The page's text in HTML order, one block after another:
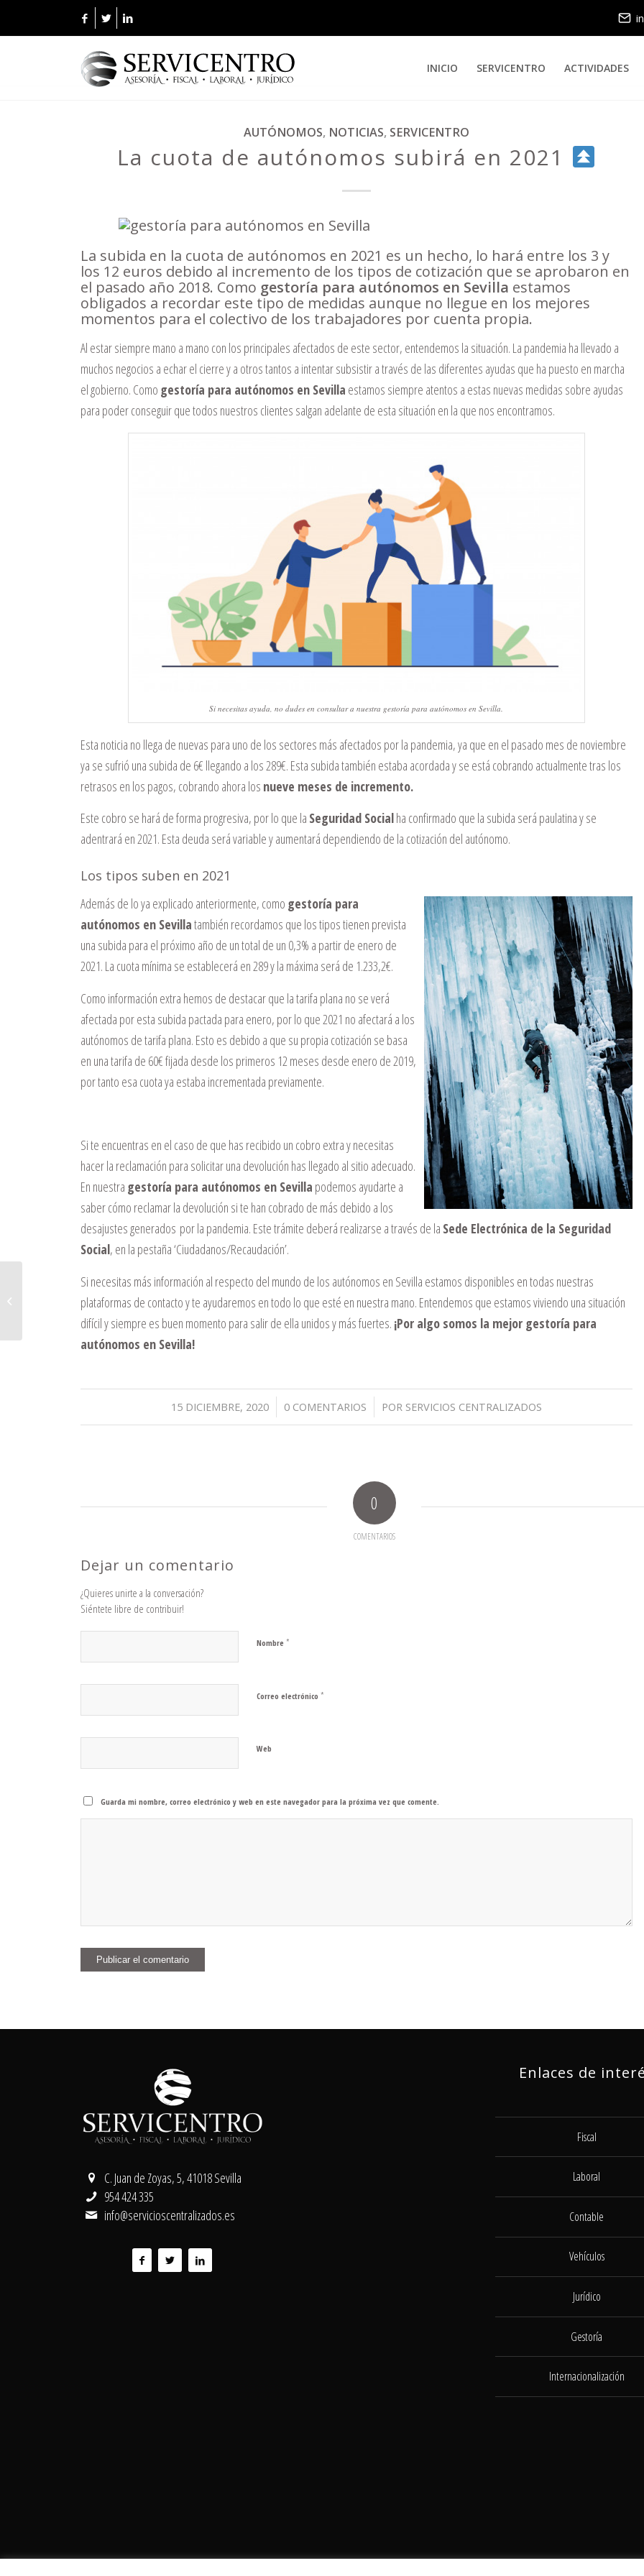
INICIO SERVICENTRO ACTIVIDADES
AUTÓNOMOS, NOTICIAS, SERVICENTRO
La cuota de autónomos subirá en 2021
La subida en la cuota de autónomos en 2021 es un hecho, lo hará entre los 3 y
los 12 euros debido al incremento de los tipos de cotización que se aprobaron en
el pasado año 2018. Como gestoría para autónomos en Sevilla estamos
obligados a recordar este tipo de medidas aunque no llegue en los mejores
momentos para el colectivo de los trabajadores por cuenta propia.
Al estar siempre mano a mano con los principales afectados de este sector, entendemos la situación. La pandemia ha llevado a
muchos negocios a echar el cierre y a otros tantos a intentar subsistir a través de las diferentes ayudas que ha puesto en marcha
el gobierno. Como gestoría para autónomos en Sevilla estamos siempre atentos a estas nuevas medidas sobre ayudas
para poder conseguir que todos nuestros clientes salgan adelante de esta situación en la que nos encontramos.
Si necesitas ayuda, no dudes en consultar a nuestra gestoría para autónomos en Sevilla.
Esta noticia no llega de nuevas para uno de los sectores más afectados por la pandemia, ya que en el pasado mes de noviembre
ya se sufrió una subida de 6€ llegando a los 289€. Esta subida también estaba acordada y se está cobrando actualmente tras los
retrasos en los pagos, cobrando ahora los nueve meses de incremento.
Este cobro se hará de forma progresiva, por lo que la Seguridad Socialha confirmado que la subida será paulatina y se
adentrará en 2021. Esta deuda será variable y aumentará dependiendo de la cotización del autónomo.
Los tipos suben en 2021
Además de lo ya explicado anteriormente, como gestoría para
autónomos en Sevillatambién recordamos que los tipos tienen prevista
una subida para el próximo año de un total de un 0,3% a partir de enero de
2021. La cuota mínima se establecerá en 289 y la máxima será de 1.233,2€.
Como información extra hemos de destacar que la tarifa plana no se verá
afectada por esta subida pactada para enero, por lo que 2021 no afectará a los
autónomos de tarifa plana. Esto es debido a que su propia cotización se basa
en una tarifa de 60€ fijada desde los primeros 12 meses desde enero de 2019,
por tanto esa cuota ya estaba incrementada previamente.
Si te encuentras en el caso de que has recibido un cobro extra y necesitas
hacer la reclamación para solicitar una devolución has llegado al sitio adecuado.
En nuestra gestoría para autónomos en Sevilla podemos ayudarte a
saber cómo reclamar la devolución si te han cobrado de más debido a los
desajustes generados por la pandemia. Este trámite deberá realizarse a través de la Sede Electrónica de la Seguridad
Social, en la pestaña ‘Ciudadanos/Recaudación’.
Si necesitas más información al respecto del mundo de los autónomos en Sevilla estamos disponibles en todas nuestras
plataformas de contacto y te ayudaremos en todo lo que esté en nuestra mano. Entendemos que estamos viviendo una situación
difícil y siempre es buen momento para salir de ella unidos y más fuertes. ¡Por algo somos la mejor gestoría para
autónomos en Sevilla!
15 DICIEMBRE, 2020
/ 0 COMENTARIOS
/ POR SERVICIOS CENTRALIZADOS
0
COMENTARIOS
Dejar un comentario
¿Quieres unirte a la conversación?
Siéntete libre de contribuir!
Nombre *
Correo electrónico *
Web
Guarda mi nombre, correo electrónico y web en este navegador para la próxima vez que comente.
C. Juan de Zoyas, 5, 41018 Sevilla
954 424 335
info@servicioscentralizados.es
Enlaces de
Fiscal
Laboral
Contable
Vehículos
Jurídico
Gestoría
Internacionalización